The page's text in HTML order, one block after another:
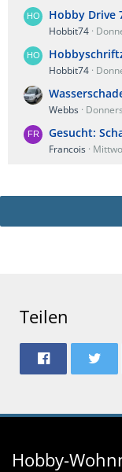
Hobby Drive
Hobbit74
Hobbit74
Webbs
Gesucht:
Francois
Teilen
Hobby-